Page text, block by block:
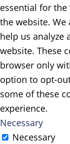
essential for
the website.
help us analyze
website. These
browser only
option to opt-
some of these
experience.
Necessary
Necessary